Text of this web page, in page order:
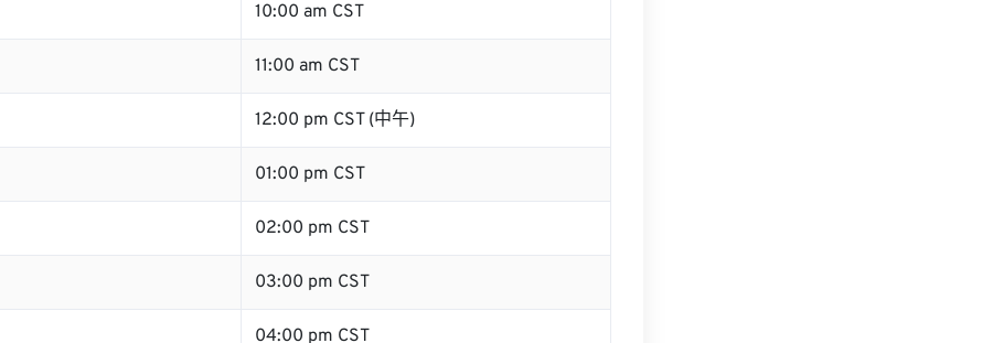
10:00 am CST
11:00 am CST
12:00 pm CST (中午)
01:00 pm CST
02:00 pm CST
03:00 pm CST
04:00 pm CST